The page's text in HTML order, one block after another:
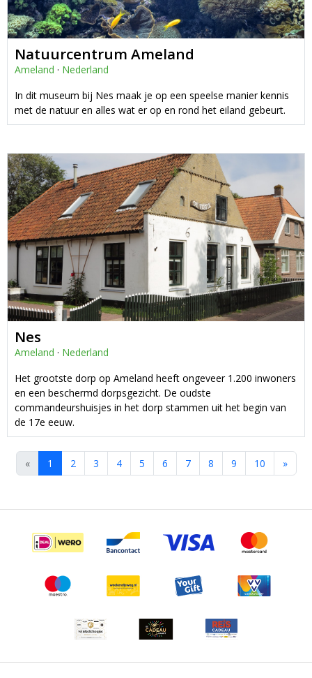
Natuurcentrum Ameland
Ameland · Nederland
In dit museum bij Nes maak je op een speelse manier kennis
met de natuur en alles wat er op en rond het eiland gebeurt.
Nes
Ameland · Nederland
Het grootste dorp op Ameland heeft ongeveer 1.200 inwoners
en een beschermd dorpsgezicht. De oudste
commandeurshuisjes in het dorp stammen uit het begin van
de 17e eeuw.
« 1 2 3 4 5 6 7 8 9 10 »